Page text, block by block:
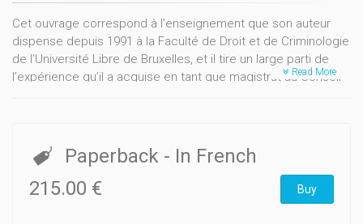
Cet ouvrage correspond à l'enseignement que son auteur
dispense depuis 1991 à la Faculté de Droit et de Criminologie
de l’Université Libre de Bruxelles, et il tire un large parti de
l’expérience qu’il a acquise en tant que magistrat au Conseil
belge, et de donner tant aux étudiants qu’aux praticiens un
exposé du droit positif, émaillé, à l’occasion, d’observations
critiques. Une de ses options fondamentales est de ne pas
isoler le contentieux administratif de son environnement
Read More
Paperback - In French
215.00 €
Buy